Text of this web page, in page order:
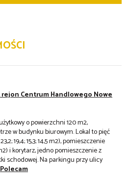
Centrum Handlowego Nowe
o powierzchni 120 m2,
w budynku biurowym. Lokal to pięć
19,4; 15,3; 14,5 m2), pomieszczenie
i korytarz, jedno pomieszczenie z
schodowej. Na parkingu przy ulicy
Polecam